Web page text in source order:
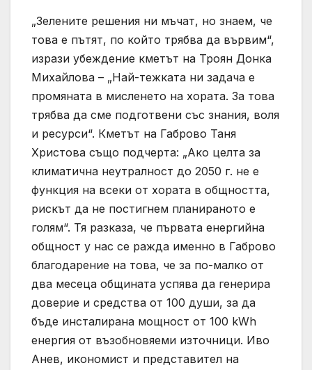
„Зелените решения ни мъчат, но знаем, че
това е пътят, по който трябва да вървим“,
изрази убеждение кметът на Троян Донка
Михайлова – „Най-тежката ни задача е
промяната в мисленето на хората. За това
трябва да сме подготвени със знания, воля
и ресурси“. Кметът на Габрово Таня
Христова също подчерта: „Ако целта за
климатична неутралност до 2050 г. не е
функция на всеки от хората в общността,
рискът да не постигнем планираното е
голям“. Тя разказа, че първата енергийна
общност у нас се ражда именно в Габрово
благодарение на това, че за по-малко от
два месеца общината успява да генерира
доверие и средства от 100 души, за да
бъде инсталирана мощност от 100 kWh
енергия от възобновяеми източници. Иво
Анев, икономист и представител на